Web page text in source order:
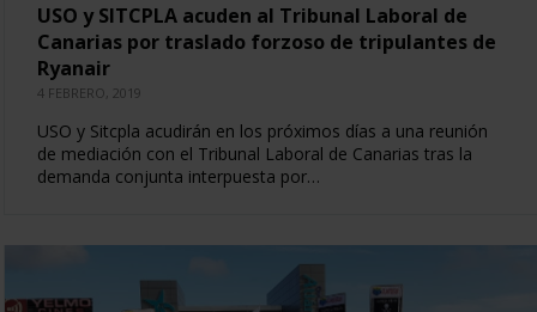
USO y SITCPLA acuden al Tribunal Laboral de
Canarias por traslado forzoso de tripulantes de
Ryanair
4 FEBRERO, 2019
USO y Sitcpla acudirán en los próximos días a una reunión
de mediación con el Tribunal Laboral de Canarias tras la
demanda conjunta interpuesta por…